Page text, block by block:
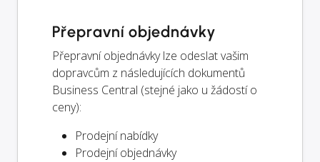
Přepravní objednávky
Přepravní objednávky lze odeslat vašim
dopravcům z následujících dokumentů
Business Central (stejné jako u žádostí o
ceny):
Prodejní nabídky
Prodejní objednávky